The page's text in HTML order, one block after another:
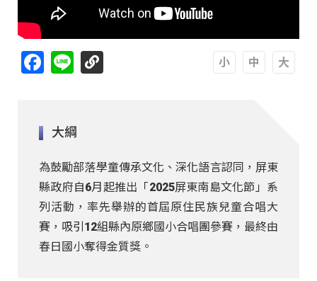
Facebook
Line
大綱
為鼓勵部落學童傳承文化、深化語言認同，屏東
縣政府自6月起推出「2025屏東南島文化節」系
列活動，率先舉辦的首屆原住民族兒童合唱大
賽，吸引12組縣內原鄉國小合唱團參賽，最終由
春日國小奪得金質獎。